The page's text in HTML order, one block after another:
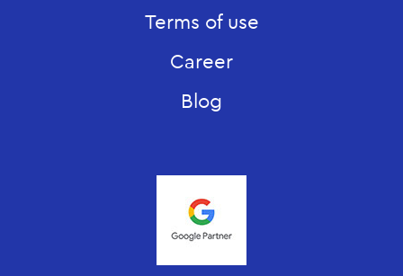
Terms of use
Career
Blog